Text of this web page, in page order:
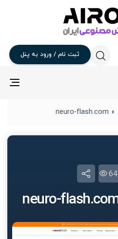
ثبت نام / ورود به پنل
»
neuro-flash.com